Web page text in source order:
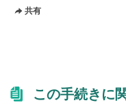
共有
この手続きに